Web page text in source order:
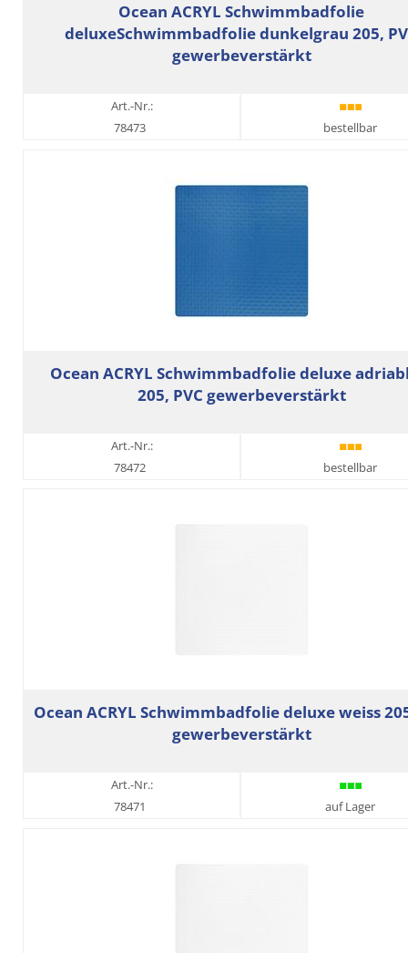
Ocean ACRYL Schwimmbadfolie
deluxeSchwimmbadfolie dunkelgrau 205,
gewerbeverstärkt
Art.-Nr.:
78473
bestellbar
Ocean ACRYL Schwimmbadfolie deluxe
205, PVC gewerbeverstärkt
Art.-Nr.:
78472
bestellbar
Ocean ACRYL Schwimmbadfolie deluxe weiss
gewerbeverstärkt
Art.-Nr.:
78471
auf Lager